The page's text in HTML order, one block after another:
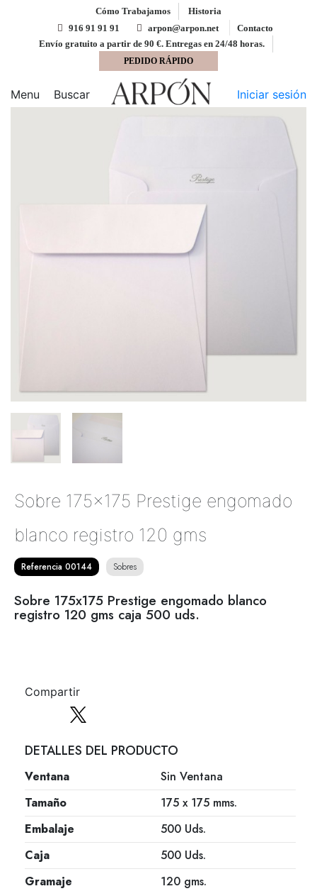
Cómo Trabajamos
Historia
916 91 91 91
arpon@arpon.net
Contacto
Envío gratuito a partir de 90 €. Entregas en 24/48 horas.
PEDIDO RÁPIDO
Menu Buscar Iniciar sesión
Sobre 175x175 Prestige engomado
blanco registro 120 gms
Sobre 175x175 Prestige engomado
blanco registro 120 gms
Referencia 00144 Sobres
Sobre 175x175 Prestige engomado blanco
registro 120 gms caja 500 uds.
Compartir
DETALLES DEL PRODUCTO
Ventana
Sin Ventana
Tamaño
175 x 175 mms.
Embalaje
500 Uds.
Caja
500 Uds.
Gramaje
120 gms.